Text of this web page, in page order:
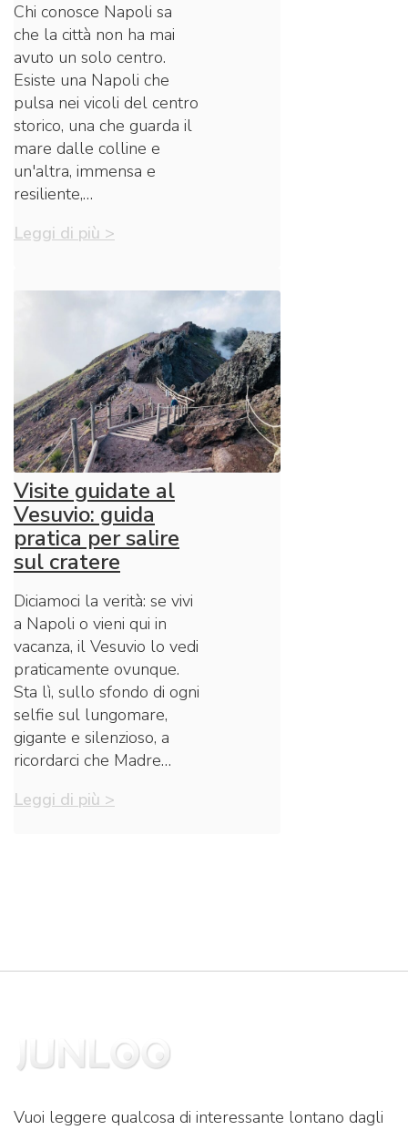
Chi conosce Napoli sa
che la città non ha mai
avuto un solo centro.
Esiste una Napoli che
pulsa nei vicoli del centro
storico, una che guarda il
mare dalle colline e
un'altra, immensa e
resiliente,…
Leggi di più >
Visite guidate al
Vesuvio: guida
pratica per salire
sul cratere
Diciamoci la verità: se vivi
a Napoli o vieni qui in
vacanza, il Vesuvio lo vedi
praticamente ovunque.
Sta lì, sullo sfondo di ogni
selfie sul lungomare,
gigante e silenzioso, a
ricordarci che Madre…
Leggi di più >
Vuoi leggere qualcosa di interessante lontano dagli